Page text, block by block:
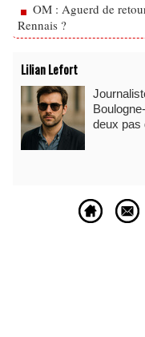
OM : Aguerd de
Rennais ?
Lilian Lefort
deux pas